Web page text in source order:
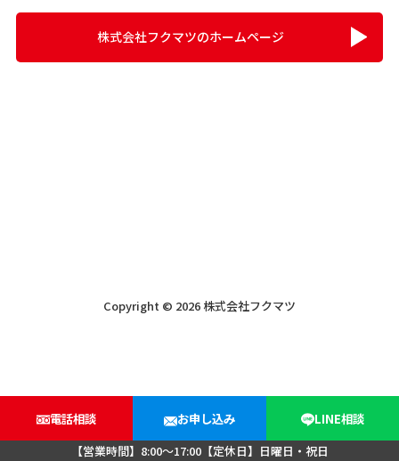
株式会社フクマツのホームページ
電話相談 お申し込み LINE相談
【営業時間】8:00～17:00【定休日】日曜日・祝日
Copyright © 2026 株式会社フクマツ